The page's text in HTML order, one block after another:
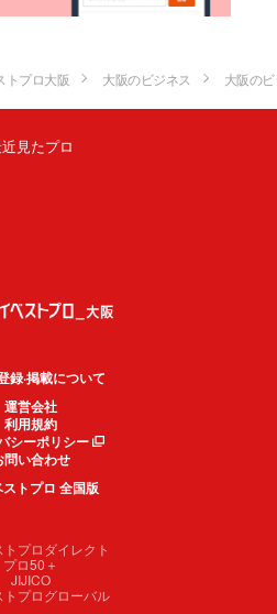
トプロ大阪 大阪のビジネス 大阪の
見たプロ
録·掲載について
運営会社
利用規約
シーポリシー
問い合わせ
トプロ 全国版
トプロダイレクト
プロ50＋
JIJICO
トプログローバル